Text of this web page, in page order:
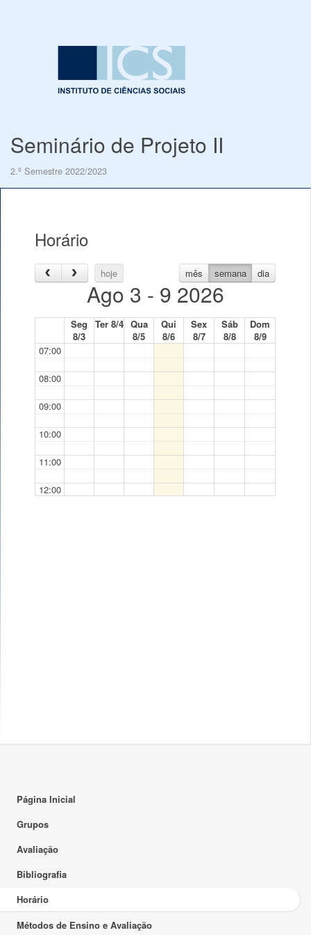
Seminário de Projeto II
2.º Semestre 2022/2023
Horário
hoje mês semana dia
Ago 3 - 9 2026
Seg
8/3
Ter 8/4 Qua
8/5
Qui
8/6
Sex
8/7
Sáb
8/8
Dom
8/9
07:00
08:00
09:00
10:00
11:00
12:00
23:00
Página Inicial
Grupos
Avaliação
Bibliografia
Horário
Métodos de Ensino e Avaliação